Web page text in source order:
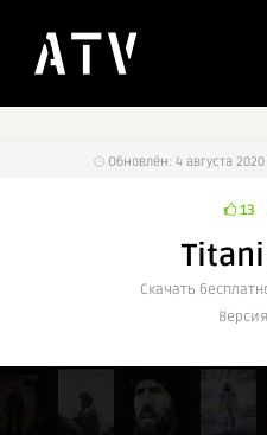
Обновлён: 4 августа 2020
13
Cкачать